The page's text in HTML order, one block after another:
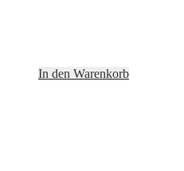
In den Warenkorb